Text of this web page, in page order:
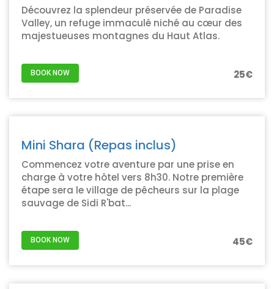
Découvrez la splendeur préservée de Paradise
Valley, un refuge immaculé niché au cœur des
majestueuses montagnes du Haut Atlas.
BOOK NOW 25€
Mini Shara (Repas inclus)
Commencez votre aventure par une prise en
charge à votre hôtel vers 8h30. Notre première
étape sera le village de pêcheurs sur la plage
sauvage de Sidi R'bat...
BOOK NOW 45€